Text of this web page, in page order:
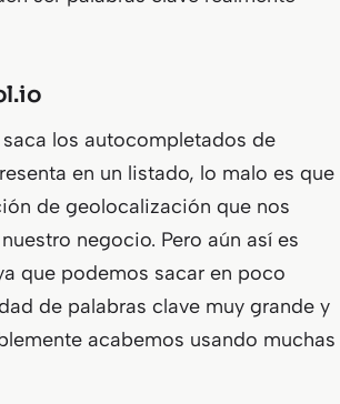
los autocompletados de
en un listado, lo malo es que
de geolocalización que nos
negocio. Pero aún así es
que podemos sacar en poco
de palabras clave muy grande y
acabemos usando muchas